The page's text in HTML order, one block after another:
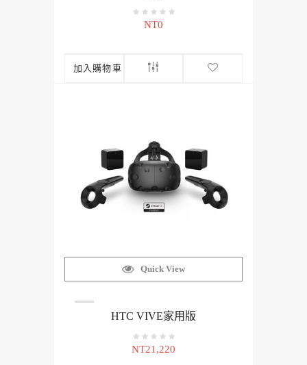
NT0
加入購物車
Quick View
HTC VIVE家用版
NT21,220